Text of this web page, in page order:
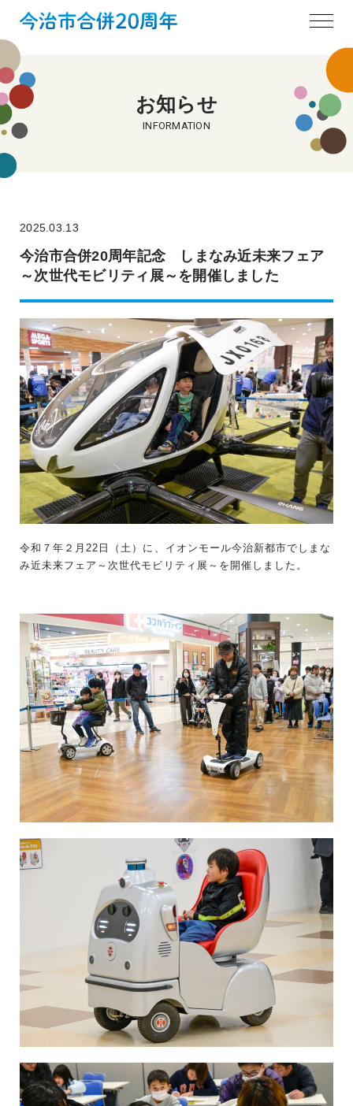
お知らせ
INFORMATION
2025.03.13
今治市合併20周年記念 しまなみ近未来フェア
～次世代モビリティ展～を開催しました
令和７年２月22日（土）に、イオンモール今治新都市でしまな
み近未来フェア～次世代モビリティ展～を開催しました。